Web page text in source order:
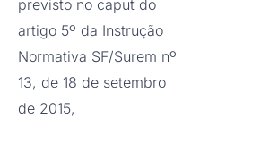
previsto no caput do
artigo 5º da Instrução
Normativa SF/Surem nº
13, de 18 de setembro
de 2015,